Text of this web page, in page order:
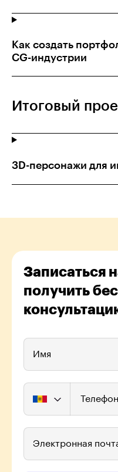
Как создать
CG-индустрии
Итоговый
3D-персонажи для
Записаться
получить
Имя
Телефон
Электронная